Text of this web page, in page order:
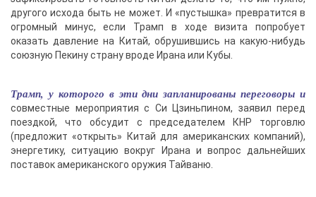
другого исхода быть не может. И «пустышка» превратится в
огромный минус, если Трамп в ходе визита попробует
оказать давление на Китай, обрушившись на какую-нибудь
союзную Пекину страну вроде Ирана или Кубы.
Трамп, у которого в эти дни запланированы переговоры и
совместные мероприятия с Си Цзиньпином, заявил перед
поездкой, что обсудит с председателем КНР торговлю
(предложит «открыть» Китай для американских компаний),
энергетику, ситуацию вокруг Ирана и вопрос дальнейших
поставок американского оружия Тайваню.